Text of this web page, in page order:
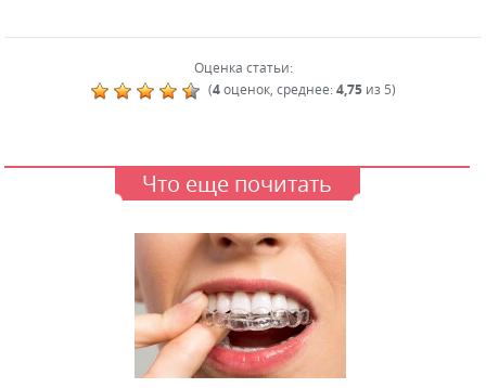
Оценка статьи:
(4оценок, среднее:4,75из 5)
Что еще почитать